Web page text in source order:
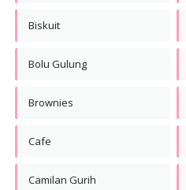
Biskuit
Bolu Gulung
Brownies
Cafe
Camilan Gurih